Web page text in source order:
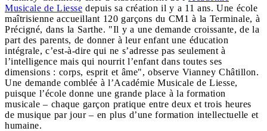
Musicale de Liesse depuis sa création il y a 11 ans. Une école
maîtrisienne accueillant 120 garçons du CM1 à la Terminale, à
Précigné, dans la Sarthe. "Il y a une demande croissante, de la
part des parents, de donner à leur enfant une éducation
intégrale, c’est-à-dire qui ne s’adresse pas seulement à
l’intelligence mais qui nourrit l’enfant dans toutes ses
dimensions : corps, esprit et âme", observe Vianney Châtillon.
Une demande comblée à l’Académie Musicale de Liesse,
puisque l’école donne une grande place à la formation
musicale – chaque garçon pratique entre deux et trois heures
de musique par jour – en plus d’une formation intellectuelle et
humaine.